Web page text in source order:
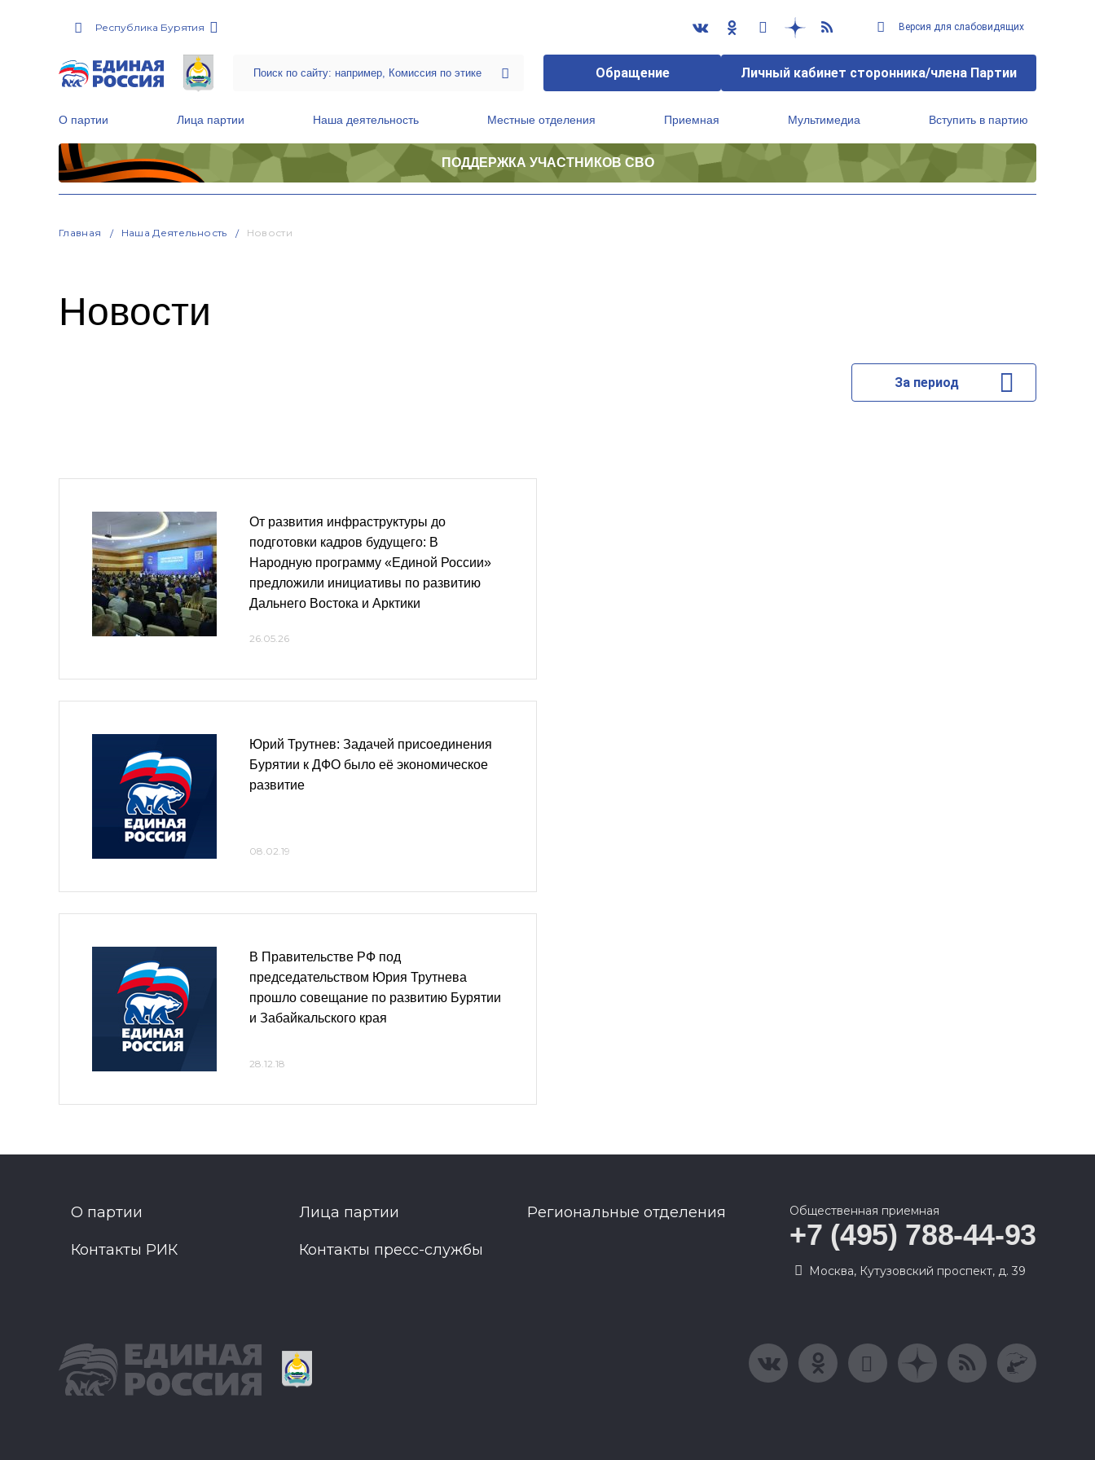
Республика Бурятия Версия для слабовидящих
Обращение Личный кабинет сторонника/члена Партии
О партии Лица партии Наша деятельность Местные отделения Приемная Мультимедиа Вступить в партию
ПОДДЕРЖКА УЧАСТНИКОВ СВО
Главная Наша Деятельность Новости
Новости
За период
От развития инфраструктуры до
подготовки кадров будущего: В
Народную программу «Единой России»
предложили инициативы по развитию
Дальнего Востока и Арктики
26.05.26
Юрий Трутнев: Задачей присоединения
Бурятии к ДФО было её экономическое
развитие
08.02.19
В Правительстве РФ под
председательством Юрия Трутнева
прошло совещание по развитию Бурятии
и Забайкальского края
28.12.18
О партии Лица партии Региональные отделения
Контакты РИК Контакты пресс-службы
Общественная приемная
+7 (495) 788-44-93
Москва, Кутузовский проспект, д. 39